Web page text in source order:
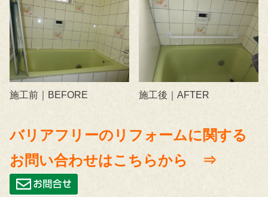
施工前｜BEFORE 施工後｜AFTER
バリアフリーのリフォームに関する
お問い合わせはこちらから ⇒